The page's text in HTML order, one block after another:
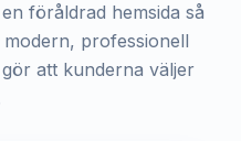
föråldrad hemsida så
professionell
att kunderna väljer